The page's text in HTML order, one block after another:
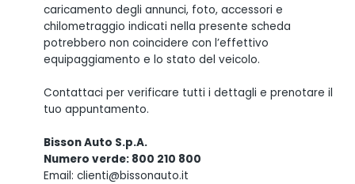
caricamento degli annunci, foto, accessori e
chilometraggio indicati nella presente scheda
potrebbero non coincidere con l’effettivo
equipaggiamento e lo stato del veicolo.
Contattaci per verificare tutti i dettagli e prenotare il
tuo appuntamento.
Bisson Auto S.p.A.
Numero verde: 800 210 800
Email: clienti@bissonauto.it